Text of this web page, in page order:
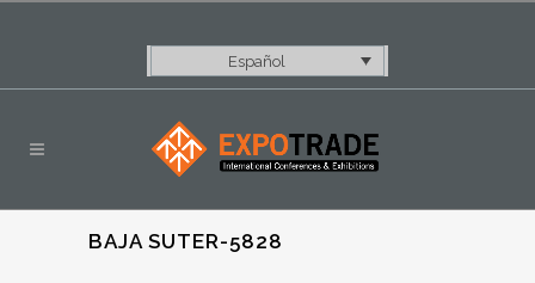
Español
BAJA SUTER-5828